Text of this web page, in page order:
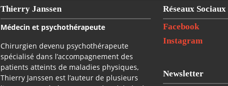
Thierry Janssen
Médecin et psychothérapeute
Chirurgien devenu psychothérapeute
spécialisé dans l’accompagnement des
patients atteints de maladies physiques,
Thierry Janssen est l’auteur de plusieurs
Réseaux Sociaux
Facebook
Instagram
Newsletter